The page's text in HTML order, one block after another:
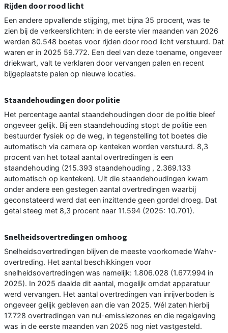
Rijden door rood licht
Een andere opvallende stijging, met bijna 35 procent, was te
zien bij de verkeerslichten: in de eerste vier maanden van 2026
werden 80.548 boetes voor rijden door rood licht verstuurd. Dat
waren er in 2025 59.772. Een deel van deze toename, ongeveer
driekwart, valt te verklaren door vervangen palen en recent
bijgeplaatste palen op nieuwe locaties.
Staandehoudingen door politie
Het percentage aantal staandehoudingen door de politie bleef
ongeveer gelijk. Bij een staandehouding stopt de politie een
bestuurder fysiek op de weg, in tegenstelling tot boetes die
automatisch via camera op kenteken worden verstuurd. 8,3
procent van het totaal aantal overtredingen is een
staandehouding (215.393 staandehouding , 2.369.133
automatisch op kenteken). Uit die staandehoudingen kwam
onder andere een gestegen aantal overtredingen waarbij
geconstateerd werd dat een inzittende geen gordel droeg. Dat
getal steeg met 8,3 procent naar 11.594 (2025: 10.701).
Snelheidsovertredingen omhoog
Snelheidsovertredingen blijven de meeste voorkomede Wahv-
overtreding. Het aantal beschikkingen voor
snelheidsovertredingen was namelijk: 1.806.028 (1.677.994 in
2025). In 2025 daalde dit aantal, mogelijk omdat apparatuur
werd vervangen. Het aantal overtredingen van inrijverboden is
ongeveer gelijk gebleven aan die van 2025. Wél zaten hierbij
17.728 overtredingen van nul-emissiezones en die regelgeving
was in de eerste maanden van 2025 nog niet vastgesteld.